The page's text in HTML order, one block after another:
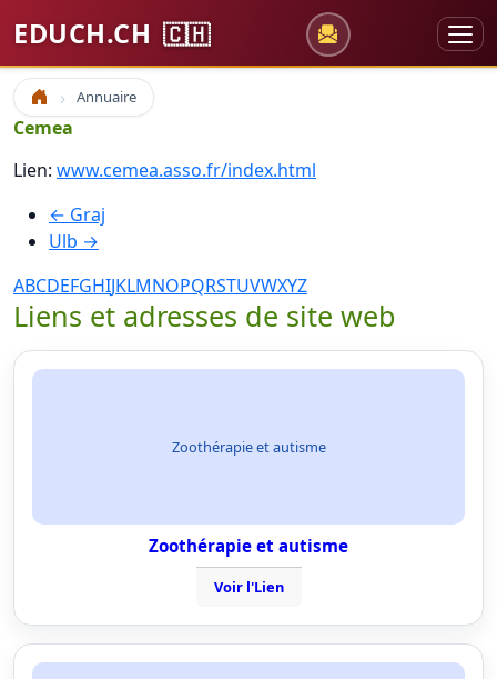
EDUCH.CH 🇨🇭
Accueil Annuaire
Cemea
Lien: www.cemea.asso.fr/index.html
← Graj
Ulb →
ABCDEFGHIJKLMNOPQRSTUVWXYZ
Liens et adresses de site web
Zoothérapie et autisme
Zoothérapie et autisme
Voir l'Lien